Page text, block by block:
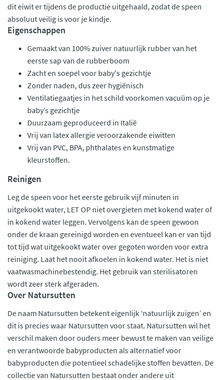
dit eiwit er tijdens de productie uitgehaald, zodat de speen
absoluut veilig is voor je kindje.
Eigenschappen
Gemaakt van 100% zuiver natuurlijk rubber van het
eerste sap van de rubberboom
Zacht en soepel voor baby's gezichtje
Zonder naden, dus zeer hygiënisch
Ventilatiegaatjes in het schild voorkomen vacuüm op je
baby’s gezichtje
Duurzaam geproduceerd in Italië
Vrij van latex allergie veroorzakende eiwitten
Vrij van PVC, BPA, phthalates en kunstmatige
kleurstoffen.
Reinigen
Leg de speen voor het eerste gebruik vijf minuten in
uitgekookt water, LET OP niet overgieten met kokend water of
in kokend water leggen. Vervolgens kan de speen gewoon
onder de kraan gereinigd worden en eventueel kan er van tijd
tot tijd wat uitgekookt water over gegoten worden voor extra
reiniging. Laat het nooit afkoelen in kokend water. Het is niet
vaatwasmachinebestendig. Het gebruik van sterilisatoren
wordt zeer sterk afgeraden.
Over Natursutten
De naam Natursutten betekent eigenlijk ‘natuurlijk zuigen’ en
dit is precies waar Natursutten voor staat. Natursutten wil het
verschil maken door ouders meer bewust te maken van veilige
en verantwoorde babyproducten als alternatief voor
babyproducten die potentieel schadelijke stoffen bevatten. De
collectie van Natursutten bestaat onder andere uit